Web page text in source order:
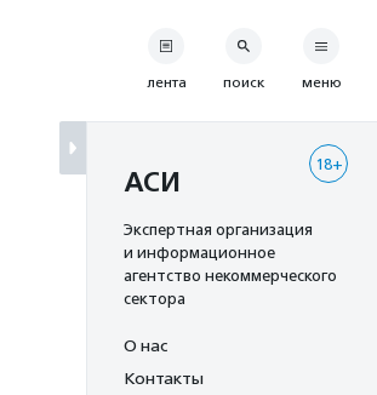
лента поиск меню
18+
АСИ
Экспертная организация
и информационное
агентство некоммерческого
сектора
О нас
Контакты